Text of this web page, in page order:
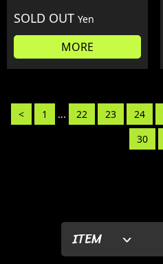
ITEM
SOLD OUT Yen
MORE
< 1 ... 22 23 24
30